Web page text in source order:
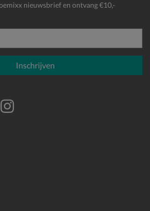
nieuwsbrief en ontvang €10,-
Inschrijven